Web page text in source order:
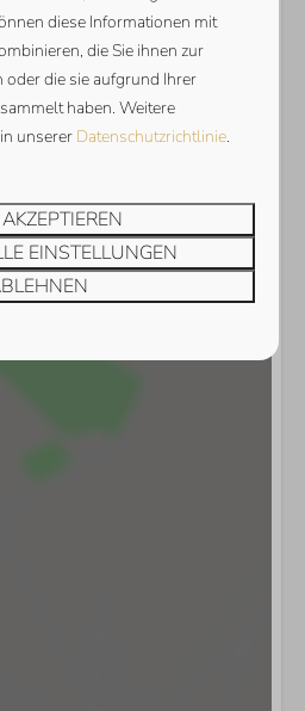
anzeigen
diese Informationen mit
die Sie ihnen zur
die sie aufgrund Ihrer
haben. Weitere
unserer Datenschutzrichtlinie.
EINSTELLUNGEN